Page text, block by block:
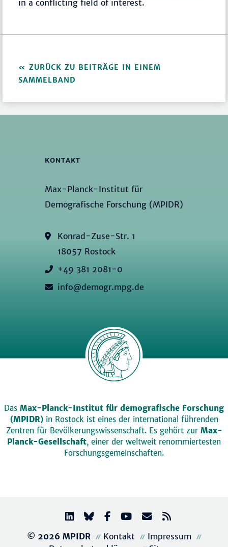
in a conflicting field of interest.
ZURÜCK ZU BEITRÄGE IN EINEM
SAMMELBAND
KONTAKT
Max-Planck-Institut für
Demografische Forschung (MPIDR)
Konrad-Zuse-Str. 1
18057 Rostock
+49 381 2081-0
info@demogr.mpg.de
Das Max-Planck-Institut für demografische Forschung
(MPIDR)in Rostock ist eines der international führenden
Zentren für Bevölkerungswissenschaft. Es gehört zur Max-
Planck-Gesellschaft, einer der weltweit renommiertesten
Forschungsgemeinschaften.
© 2026 MPIDR Kontakt
Impressum